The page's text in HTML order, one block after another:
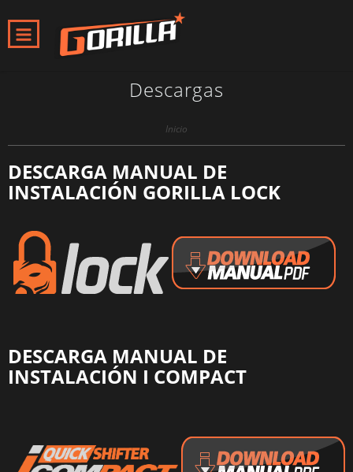
Descargas
Inicio
DESCARGA MANUAL DE
INSTALACIÓN GORILLA LOCK
DESCARGA MANUAL DE
INSTALACIÓN I COMPACT